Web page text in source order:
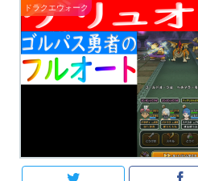
ドラクエウォーク